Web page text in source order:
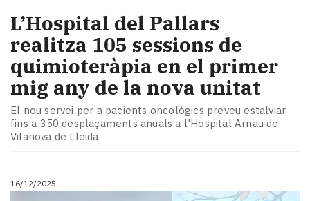
L’Hospital del Pallars
realitza 105 sessions de
quimioteràpia en el primer
mig any de la nova unitat
El nou servei per a pacients oncològics preveu estalviar
fins a 350 desplaçaments anuals a l'Hospital Arnau de
Vilanova de Lleida
16/12/2025